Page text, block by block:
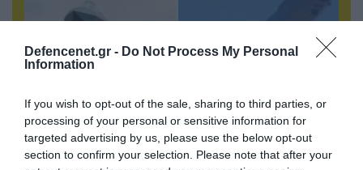
Defencenet.gr - Do Not Process My Personal
Information
If you wish to opt-out of the sale, sharing to third parties, or
processing of your personal or sensitive information for
targeted advertising by us, please use the below opt-out
section to confirm your selection. Please note that after your
05.08.2026 | 20:02